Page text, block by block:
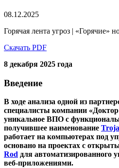
08.12.2025
Горячая лента угроз | «Горячие»
Скачать PDF
8 декабря 2025 года
Введение
В ходе анализа одной из
специалисты компании
уникальное ВПО с
получившее наименование
работает на компьютерах под
основано на проектах с
Rod для автоматизированного
веб-приложениями.